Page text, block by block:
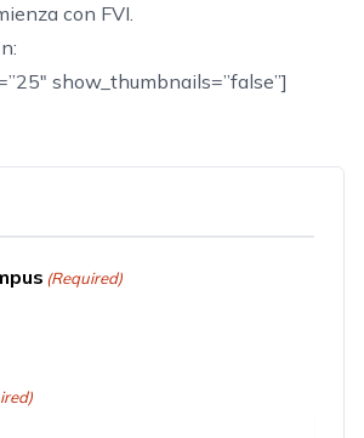
con FVI.
show_thumbnails=”false”]
(Required)